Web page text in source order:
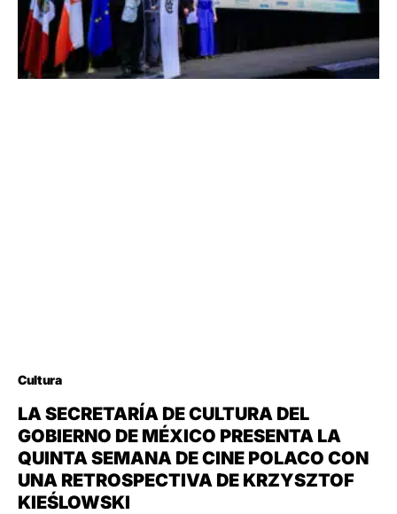
Cultura
LA SECRETARÍA DE CULTURA DEL
GOBIERNO DE MÉXICO PRESENTA LA
QUINTA SEMANA DE CINE POLACO CON
UNA RETROSPECTIVA DE KRZYSZTOF
KIEŚLOWSKI